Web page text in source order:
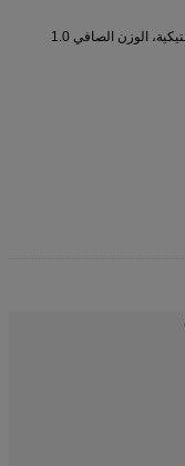
طريقة التعبئة والتغليف: نستخدم علبة بلاستيكية، الوزن الصافي 1.0